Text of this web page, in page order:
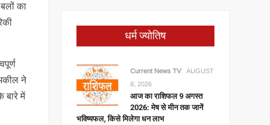
का
ने
बारे में
धर्म ज्योतिष
Current News TV
AUGUST
8, 2026
आज का राशिफल 9 अगस्त
2026: मेष से मीन तक जानें
भविष्यफल, किसे मिलेगा धन लाभ